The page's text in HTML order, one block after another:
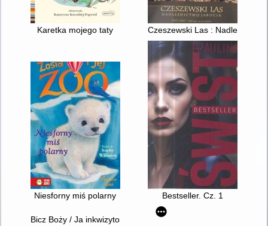
Karetka mojego taty Czeszewski Las :
Niesforny miś polarny Bestseller. Cz. 1
Bicz Boży / Ja inkwizytor / t.7